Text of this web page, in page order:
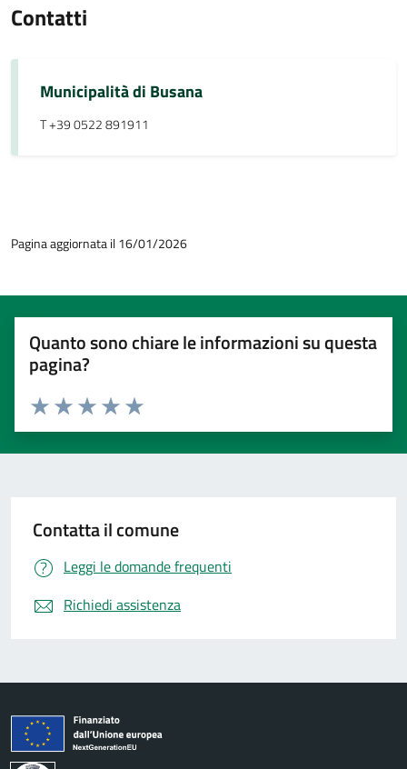
Contatti
Municipalità di Busana
T +39 0522 891911
Pagina aggiornata il 16/01/2026
Quanto sono chiare le informazioni su questa
pagina?
Valuta 5 stelle su 5
Valuta 4 stelle su 5
Valuta 3 stelle su 5
Valuta 2 stelle su 5
Valuta 1 stelle su 5
Contatta il comune
Leggi le domande frequenti
Richiedi assistenza